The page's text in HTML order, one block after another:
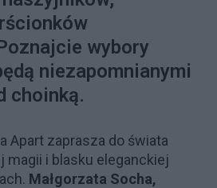
wybory
niezapomnianymi
choinką.
Apart zaprasza do świata
magii i blasku eleganckiej
Małgorzata Socha,